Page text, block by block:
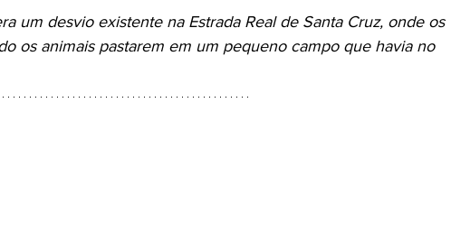
um desvio existente na Estrada Real de Santa Cruz, onde os
os animais pastarem em um pequeno campo que havia no